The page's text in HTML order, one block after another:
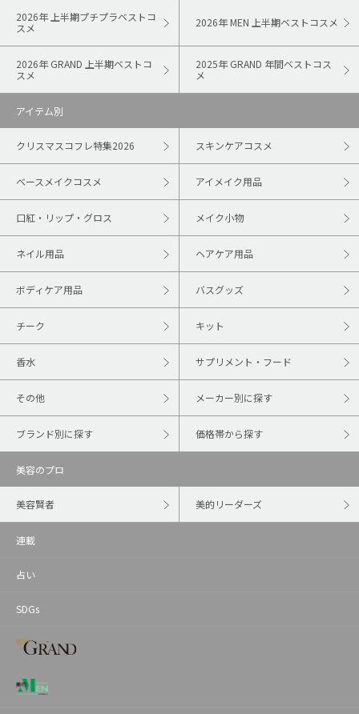
2026年 上半期プチプラベストコ
スメ
2026年 MEN 上半期ベストコスメ
2026年 GRAND 上半期ベストコ
スメ
2025年 GRAND 年間ベストコス
メ
アイテム別
クリスマスコフレ特集2026 スキンケアコスメ
ベースメイクコスメ アイメイク用品
口紅・リップ・グロス メイク小物
ネイル用品 ヘアケア用品
ボディケア用品 バスグッズ
チーク キット
香水 サプリメント・フード
その他 メーカー別に探す
ブランド別に探す 価格帯から探す
美容のプロ
美容賢者 美的リーダーズ
連載
占い
SDGs